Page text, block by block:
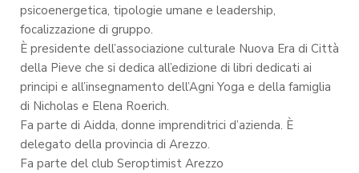
psicoenergetica, tipologie umane e leadership,
focalizzazione di gruppo.
È presidente dell’associazione culturale Nuova Era di Città
della Pieve che si dedica all’edizione di libri dedicati ai
principi e all’insegnamento dell’Agni Yoga e della famiglia
di Nicholas e Elena Roerich.
Fa parte di Aidda, donne imprenditrici d’azienda. È
delegato della provincia di Arezzo.
Fa parte del club Seroptimist Arezzo